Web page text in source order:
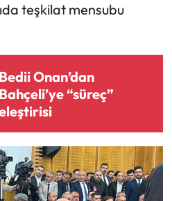
teşkilat mensubu
Bedii Onan’dan
Bahçeli’ye “süreç”